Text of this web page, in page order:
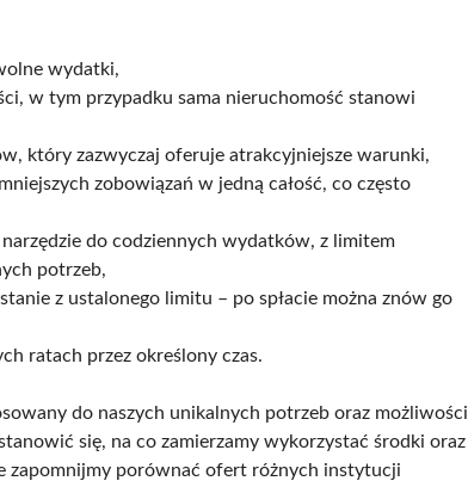
wydatki,
w tym przypadku sama nieruchomość stanowi
który zazwyczaj oferuje atrakcyjniejsze warunki,
zobowiązań w jedną całość, co często
do codziennych wydatków, z limitem
potrzeb,
z ustalonego limitu – po spłacie można znów go
ratach przez określony czas.
do naszych unikalnych potrzeb oraz możliwości
się, na co zamierzamy wykorzystać środki oraz
zapomnijmy porównać ofert różnych instytucji